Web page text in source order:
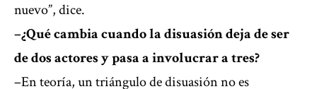
nuevo”, dice.
–¿Qué cambia cuando la disuasión deja de ser
de dos actores y pasa a involucrar a tres?
–En teoría, un triángulo de disuasión no es